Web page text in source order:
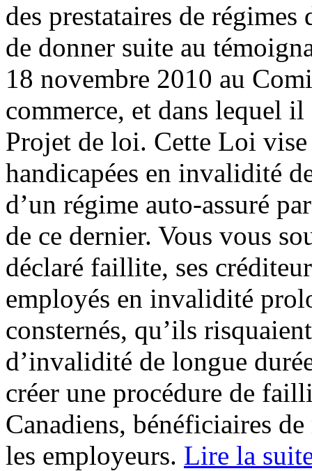
des prestataires de
de donner suite au
18 novembre 2010 au
commerce, et dans lequel
Projet de loi. Cette Loi vise
handicapées en invalidité
d’un régime auto-assuré
de ce dernier. Vous vous
déclaré faillite, ses
employés en invalidité
consternés, qu’ils
d’invalidité de longue
créer une procédure de
Canadiens, bénéficiaires
les employeurs. Lire la